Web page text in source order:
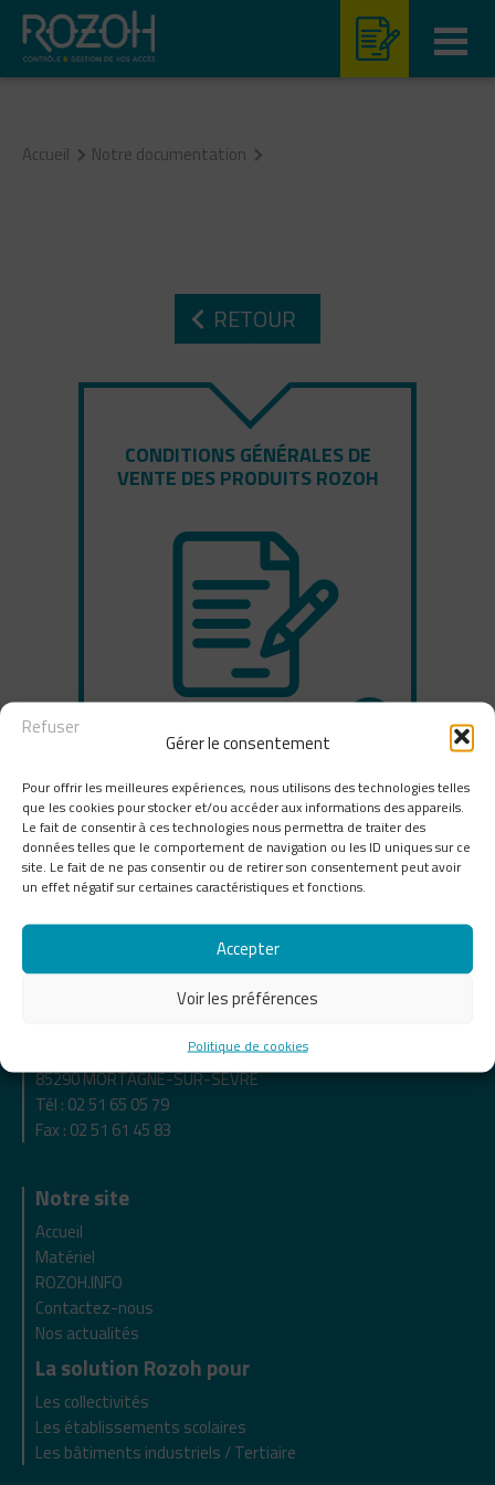
Gérer le consentement
Pour offrir les meilleures expériences, nous utilisons des technologies telles
que les cookies pour stocker et/ou accéder aux informations des appareils.
Le fait de consentir à ces technologies nous permettra de traiter des
données telles que le comportement de navigation ou les ID uniques sur ce
site. Le fait de ne pas consentir ou de retirer son consentement peut avoir
un effet négatif sur certaines caractéristiques et fonctions.
Accepter
Refuser
Voir les préférences
Politique de cookies
NULL
Accueil Notre documentation
RETOUR
CONDITIONS GÉNÉRALES DE
VENTE DES PRODUITS ROZOH
Nous contacter
Marque française d'interphones et de solutions de
contrôle d'accès sans fil gérées à distance et en temps
ZI de Maunit - 370 rue de Maunit
85290 MORTAGNE-SUR-SEVRE
Tél : 02 51 65 05 79
Fax : 02 51 61 45 83
Notre site
Accueil
Matériel
ROZOH.INFO
Contactez-nous
Nos actualités
La solution Rozoh pour
Les collectivités
Les établissements scolaires
Les bâtiments industriels / Tertiaire